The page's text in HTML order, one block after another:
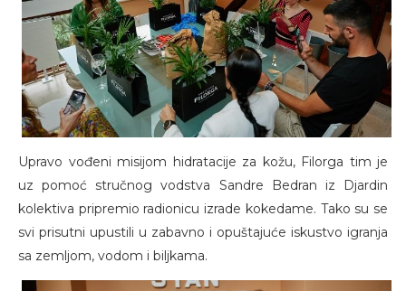
Upravo vođeni misijom hidratacije za kožu, Filorga tim je
uz pomoć stručnog vodstva Sandre Bedran iz Djardin
kolektiva pripremio radionicu izrade kokedame. Tako su se
svi prisutni upustili u zabavno i opuštajuće iskustvo igranja
sa zemljom, vodom i biljkama.